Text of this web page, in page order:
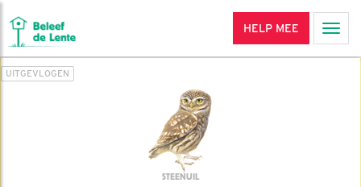
HELP MEE
UITGEVLOGEN
STEENUIL